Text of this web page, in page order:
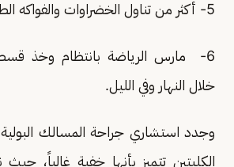
5- أكثر من تناول الخضراوات والفواكه الطازجة يوميًا.
6- مارس الرياضة بانتظام وخذ
خلال النهار وفي الليل.
وجدد استشاري جراحة المسالك البولية
الكليتين تتميز بأنها خفية غالباً،